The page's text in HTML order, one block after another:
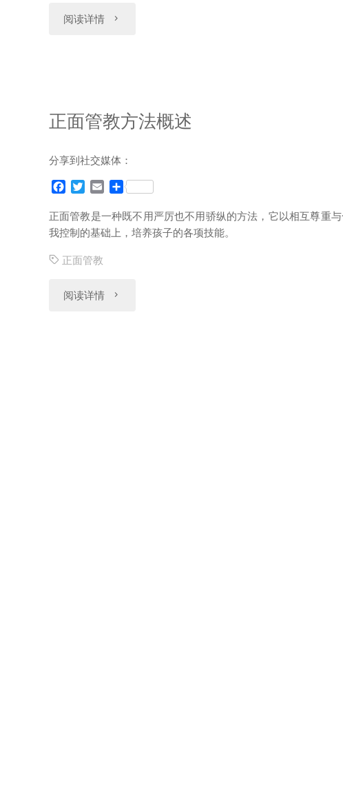
孩
长
阅读详情 "“赢
子”，
“赢
孩
正面管教方法概述
分享到社交媒体：
c
e
b
o
i
t
t
e
r
a
i
分
正面管教是一种既不用严厉也不用骄纵的方法，它以相互尊重
我控制的基础上，培养孩子的各项技能。
正面管教
阅读详情 "正